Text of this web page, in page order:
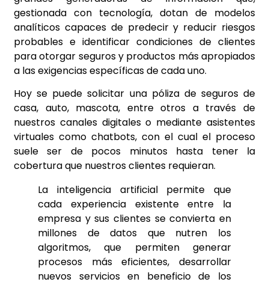
gestionada con tecnología, dotan de modelos
analíticos capaces de predecir y reducir riesgos
probables e identificar condiciones de clientes
para otorgar seguros y productos más apropiados
a las exigencias específicas de cada uno.
Hoy se puede solicitar una póliza de seguros de
casa, auto, mascota, entre otros a través de
nuestros canales digitales o mediante asistentes
virtuales como chatbots, con el cual el proceso
suele ser de pocos minutos hasta tener la
cobertura que nuestros clientes requieran.
La inteligencia artificial permite que
cada experiencia existente entre la
empresa y sus clientes se convierta en
millones de datos que nutren los
algoritmos, que permiten generar
procesos más eficientes, desarrollar
nuevos servicios en beneficio de los